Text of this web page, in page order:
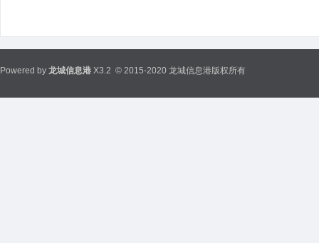
Powered by 龙城信息港 X3.2 © 2015-2020 龙城信息港版权所有